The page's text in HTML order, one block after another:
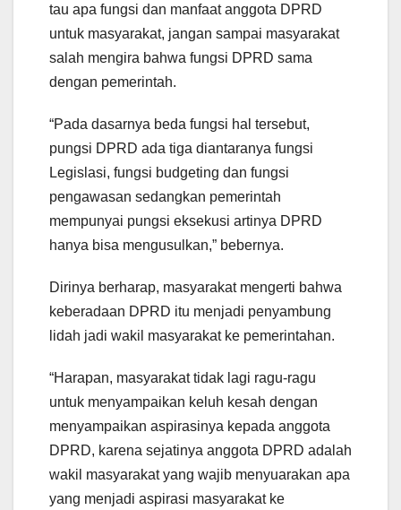
tau apa fungsi dan manfaat anggota DPRD
untuk masyarakat, jangan sampai masyarakat
salah mengira bahwa fungsi DPRD sama
dengan pemerintah.
“Pada dasarnya beda fungsi hal tersebut,
pungsi DPRD ada tiga diantaranya fungsi
Legislasi, fungsi budgeting dan fungsi
pengawasan sedangkan pemerintah
mempunyai pungsi eksekusi artinya DPRD
hanya bisa mengusulkan,” bebernya.
Dirinya berharap, masyarakat mengerti bahwa
keberadaan DPRD itu menjadi penyambung
lidah jadi wakil masyarakat ke pemerintahan.
“Harapan, masyarakat tidak lagi ragu-ragu
untuk menyampaikan keluh kesah dengan
menyampaikan aspirasinya kepada anggota
DPRD, karena sejatinya anggota DPRD adalah
wakil masyarakat yang wajib menyuarakan apa
yang menjadi aspirasi masyarakat ke